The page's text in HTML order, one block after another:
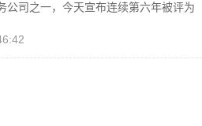
公司之一，今天宣布连续第六年被评为